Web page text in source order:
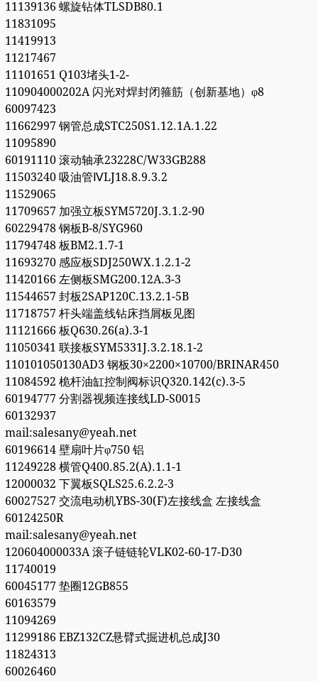
11139136 螺旋钻体TLSDB80.1
11831095
11419913
11217467
11101651 Q103堵头1-2-
110904000202A 闪光对焊封闭箍筋（创新基地）φ8
60097423
11662997 钢管总成STC250S1.12.1A.1.22
11095890
60191110 滚动轴承23228C/W33GB288
11503240 吸油管ⅣLJ18.8.9.3.2
11529065
11709657 加强立板SYM5720J.3.1.2-90
60229478 钢板B-8/SYG960
11794748 板BM2.1.7-1
11693270 感应板SDJ250WX.1.2.1-2
11420166 左侧板SMG200.12A.3-3
11544657 封板2SAP120C.13.2.1-5B
11718757 杆头端盖线钻床挡屑板见图
11121666 板Q630.26(a).3-1
11050341 联接板SYM5331J.3.2.18.1-2
110101050130AD3 钢板30×2200×10700/BRINAR450
11084592 桅杆油缸控制阀标识Q320.142(c).3-5
60194777 分割器视频连接线LD-S0015
60132937
mail:salesany@yeah.net
60196614 壁扇叶片φ750 铝
11249228 横管Q400.85.2(A).1.1-1
12000032 下翼板SQLS25.6.2.2-3
60027527 交流电动机YBS-30(F)左接线盒 左接线盒
60124250R
mail:salesany@yeah.net
120604000033A 滚子链链轮VLK02-60-17-D30
11740019
60045177 垫圈12GB855
60163579
11094269
11299186 EBZ132CZ悬臂式掘进机总成J30
11824313
60026460